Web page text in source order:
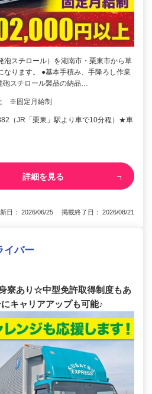
泡スチロール）を湖南市・栗東市から草
なります。 ●基本手積み、手降ろし作業
スチロール製品の納品…
※固定月給制
（JR「栗東」駅より車で10分程）★車
詳細を見る
日： 2026/06/25 掲載終了日： 2026/08/21
イバー
寮あり☆中型免許取得制度もあ
キャリアアップも可能♪